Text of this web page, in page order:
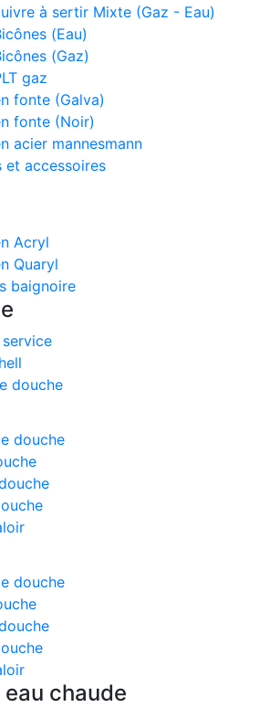
à sertir Mixte (Gaz - Eau)
(Eau)
(Gaz)
gaz
fonte (Galva)
fonte (Noir)
acier mannesmann
et accessoires
Acryl
Quaryl
baignoire
douche
douche
douche
chaude